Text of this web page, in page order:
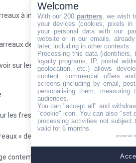
à imitation de marbre et de
de grès cérame
sur les carreaux en béton et en
les fresques
« design »
contemporain
Welcome
With our 200 partners, we wish
your devices (cookies, pixels
your personal data with our
website or in our emails,
later, including in other contexts.
Processing this data (identifiers,
loyalty programs, IP, postal
geolocation, etc.) allows
content, commercial offers
screens (including by email,
personalising them, measuring
audiences.
You can "accept all" and
"cookie" icon. You can also "set
processing activities not subject
valid for 6 months.
powered